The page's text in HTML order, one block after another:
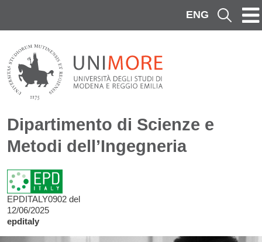
ENG Cerca
Dipartimento di Scienze e
Metodi dell’Ingegneria
EPDITALY0902 del
12/06/2025
epditaly